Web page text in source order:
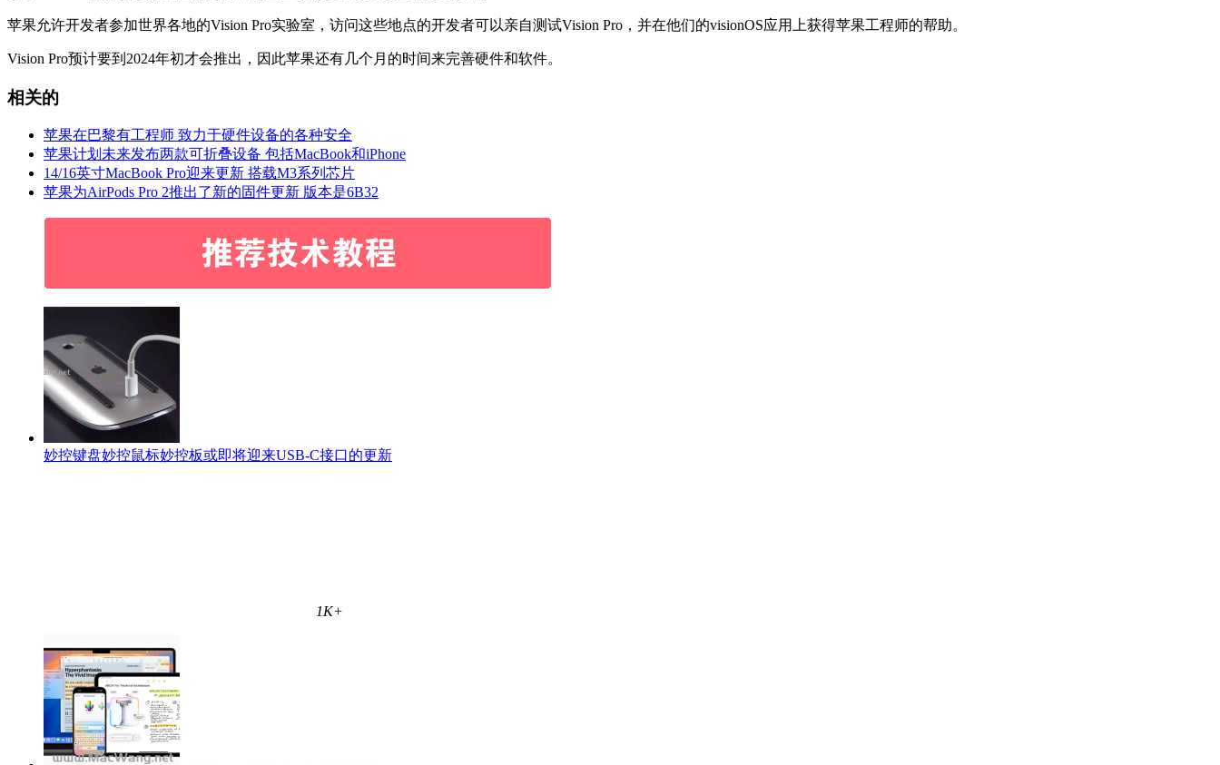
苹果允许开发者参加世界各地的Vision Pro实验室，访问这些地点的开发者可以亲自测试Vision Pro，并在他们的‌visionOS应用上获得苹果工程师的帮助。
Vision Pro预计要到2024年初才会推出，因此苹果还有几个月的时间来完善硬件和软件。
相关的
苹果在巴黎有工程师 致力于硬件设备的各种安全
苹果计划未来发布两款可折叠设备 包括MacBook和iPhone
14/16英寸MacBook Pro迎来更新 搭载M3系列芯片
苹果为AirPods Pro 2推出了新的固件更新 版本是6B32
妙控键盘妙控鼠标妙控板或即将迎来USB-C接口的更新
1K+